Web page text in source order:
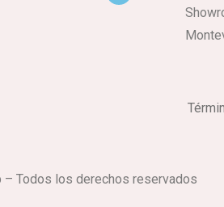
Todos los derechos reservados